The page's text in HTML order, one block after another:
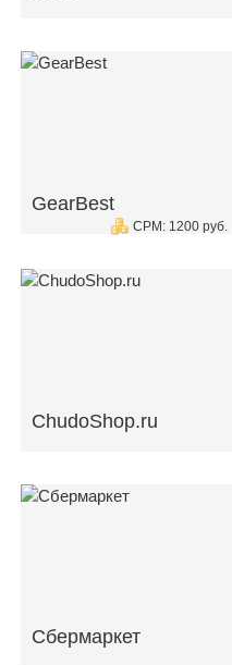
GearBest
CPM: 1200 руб.
ChudoShop.ru
Сбермаркет